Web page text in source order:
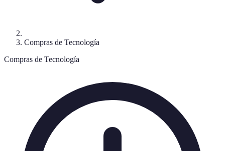
Compras de Tecnología
Compras de Tecnología